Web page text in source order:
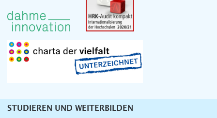
Unternavigation
STUDIEREN UND WEITERBILDEN